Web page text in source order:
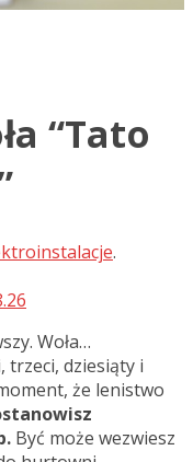
“Tato
.
Woła…
trzeci, dziesiąty i
że lenistwo
Być może wezwiesz